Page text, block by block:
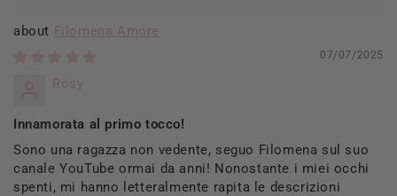
Filomena Amore
07/07/2025
Rosy
Innamorata al primo tocco!
Sono una ragazza non vedente, seguo Filomena sul suo
canale YouTube ormai da anni! Nonostante i miei occhi
spenti, mi hanno letteralmente rapita le descrizioni